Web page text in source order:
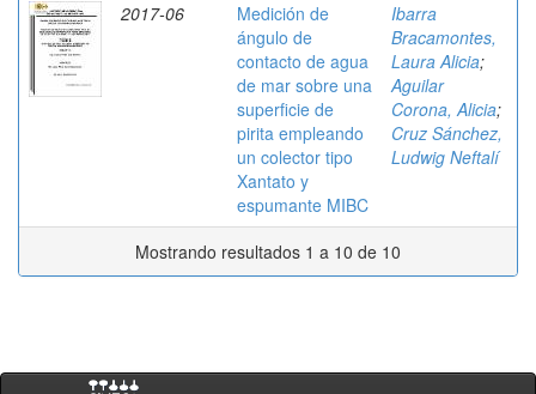
2017-06
Medición de
ángulo de
contacto de agua
de mar sobre una
superficie de
pirita empleando
un colector tipo
Xantato y
espumante MIBC
Ibarra
Bracamontes,
Laura Alicia;
Aguilar
Corona, Alicia;
Cruz Sánchez,
Ludwig Neftalí
Mostrando resultados 1 a 10 de 10